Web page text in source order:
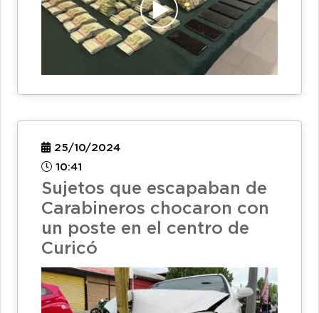
25/10/2024
10:41
Sujetos que escapaban de
Carabineros chocaron con
un poste en el centro de
Curicó